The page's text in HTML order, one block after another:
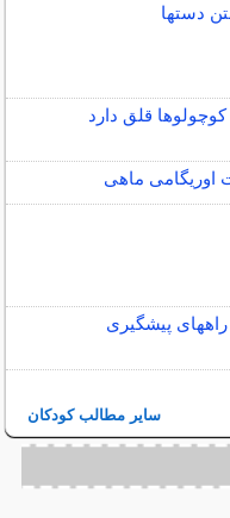
دستها
كوچولوها قلق دارد
اوریگامی ماهی
پیشگیری
سایر مطالب کودکان